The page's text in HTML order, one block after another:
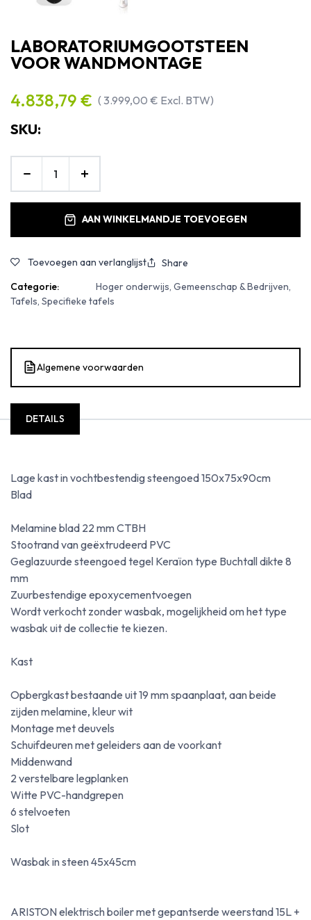
LABORATORIUMGOOTSTEEN
VOOR WANDMONTAGE
4.838,79 € (3.999,00 € Excl. BTW)
SKU:
AAN WINKELMANDJE TOEVOEGEN
Toevoegen aan verlanglijst
Share
Categorie:
Hoger onderwijs, Gemeenschap & Bedrijven,
Tafels, Specifieke tafels
Algemene voorwaarden
DETAILS
Lage kast in vochtbestendig steengoed 150x75x90cm
Blad
Melamine blad 22 mm CTBH
Stootrand van geëxtrudeerd PVC
Geglazuurde steengoed tegel Keraïon type Buchtall dikte 8
mm
Zuurbestendige epoxycementvoegen
Wordt verkocht zonder wasbak, mogelijkheid om het type
wasbak uit de collectie te kiezen.
Kast
Opbergkast bestaande uit 19 mm spaanplaat, aan beide
zijden melamine, kleur wit
Montage met deuvels
Schuifdeuren met geleiders aan de voorkant
Middenwand
2 verstelbare legplanken
Witte PVC-handgrepen
6 stelvoeten
Slot
Wasbak in steen 45x45cm
ARISTON elektrisch boiler met gepantserde weerstand 15L +